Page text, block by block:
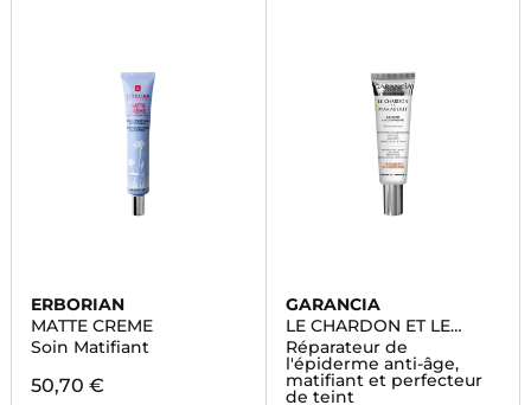
ERBORIAN
MATTE CREME
Soin Matifiant
50,70 €
GARANCIA
LE CHARDON ET LE
MARABOUT
Réparateur de
l'épiderme anti-âge,
matifiant et perfecteur
de teint